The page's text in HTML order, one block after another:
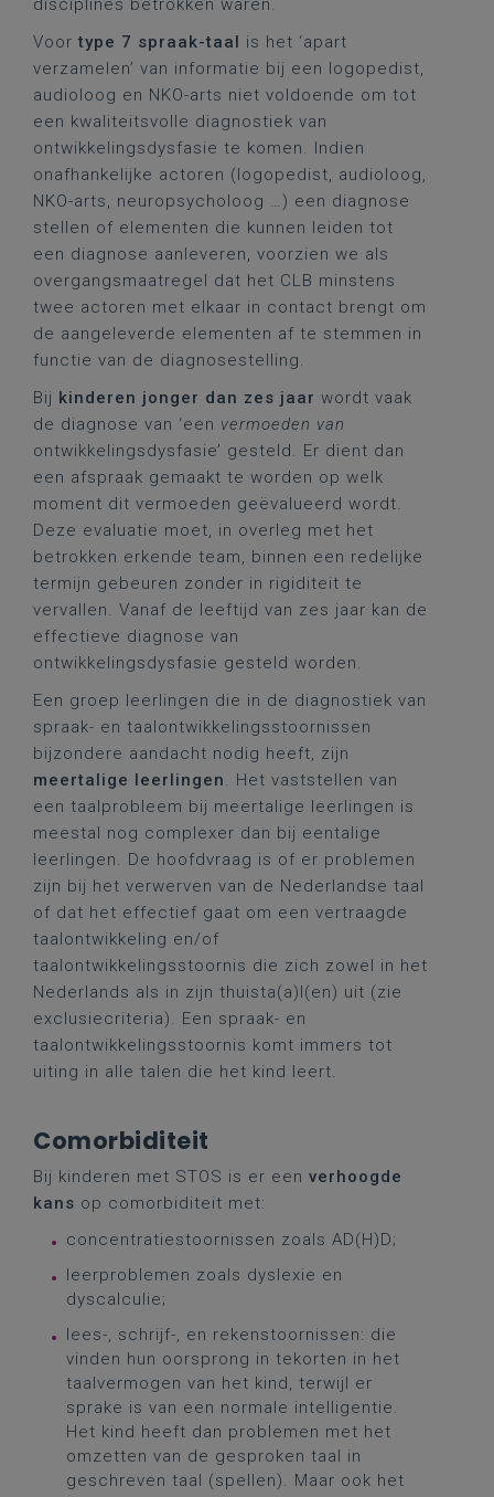
disciplines betrokken waren.
Voortype 7 spraak-taal is het ‘apart
verzamelen’ van informatie bij een logopedist,
audioloog en NKO-arts niet voldoende om tot
een kwaliteitsvolle diagnostiek van
ontwikkelingsdysfasie te komen. Indien
onafhankelijke actoren (logopedist, audioloog,
NKO-arts, neuropsycholoog …) een diagnose
stellen of elementen die kunnen leiden tot
een diagnose aanleveren, voorzien we als
overgangsmaatregel dat het CLB minstens
twee actoren met elkaar in contact brengt om
de aangeleverde elementen af te stemmen in
functie van de diagnosestelling.
Bij kinderen jonger dan zes jaar wordt vaak
de diagnose van ‘een vermoeden van
ontwikkelingsdysfasie’ gesteld. Er dient dan
een afspraak gemaakt te worden op welk
moment dit vermoeden geëvalueerd wordt.
Deze evaluatie moet, in overleg met het
betrokken erkende team, binnen een redelijke
termijn gebeuren zonder in rigiditeit te
vervallen. Vanaf de leeftijd van zes jaar kan de
effectieve diagnose van
ontwikkelingsdysfasie gesteld worden.
Een groep leerlingen die in de diagnostiek van
spraak- en taalontwikkelingsstoornissen
bijzondere aandacht nodig heeft, zijn
meertalige leerlingen. Het vaststellen van
een taalprobleem bij meertalige leerlingen is
meestal nog complexer dan bij eentalige
leerlingen. De hoofdvraag is of er problemen
zijn bij het verwerven van de Nederlandse taal
of dat het effectief gaat om een vertraagde
taalontwikkeling en/of
taalontwikkelingsstoornis die zich zowel in het
Nederlands als in zijn thuista(a)l(en) uit (zie
exclusiecriteria). Een spraak- en
taalontwikkelingsstoornis komt immers tot
uiting in alle talen die het kind leert.
Comorbiditeit
Bij kinderen met STOS is er een verhoogde
kans op comorbiditeit met:
concentratiestoornissen zoals AD(H)D;
leerproblemen zoals dyslexie en
dyscalculie;
lees-, schrijf-, en rekenstoornissen: die
vinden hun oorsprong in tekorten in het
taalvermogen van het kind, terwijl er
sprake is van een normale intelligentie.
Het kind heeft dan problemen met het
omzetten van de gesproken taal in
geschreven taal (spellen). Maar ook het